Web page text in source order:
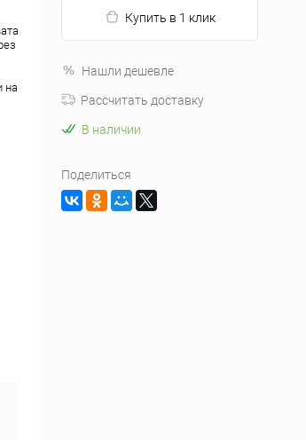
на
Купить в 1 клик
Нашли дешевле
Рассчитать доставку
В наличии
Поделиться